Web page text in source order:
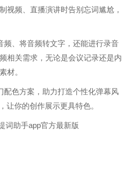
视频、直播演讲时告别忘词尴尬，
频、将音频转文字，还能进行录音
相关需求，无论是会议记录还是内
材。
配色方案，助力打造个性化弹幕风
让你的创作展示更具特色。